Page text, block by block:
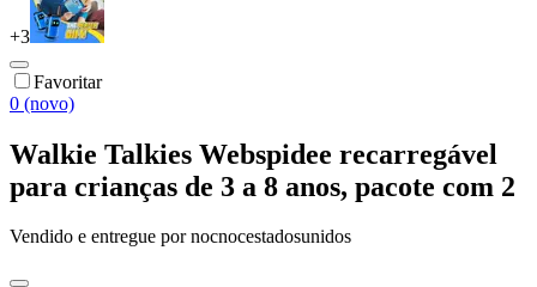
+3
Favoritar
0 (novo)
Walkie Talkies Webspidee recarregável
para crianças de 3 a 8 anos, pacote com 2
Vendido e entregue por nocnocestadosunidos